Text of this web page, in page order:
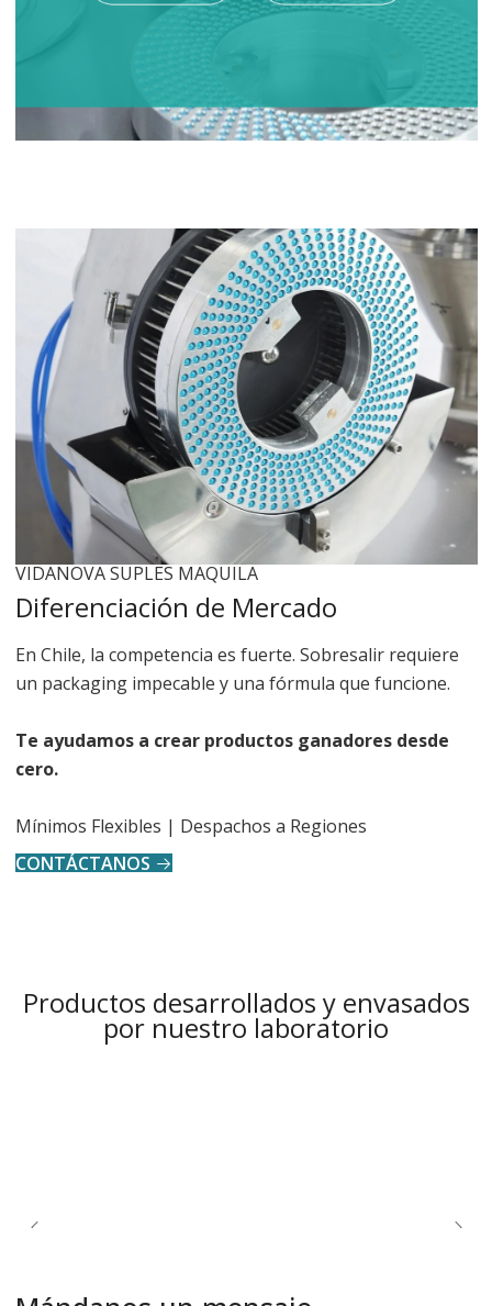
VIDANOVA SUPLES MAQUILA
Diferenciación de Mercado
En Chile, la competencia es fuerte. Sobresalir requiere
un packaging impecable y una fórmula que funcione.
Te ayudamos a crear productos ganadores desde
cero.
Mínimos Flexibles | Despachos a Regiones
CONTÁCTANOS
Productos desarrollados y envasados
por nuestro laboratorio